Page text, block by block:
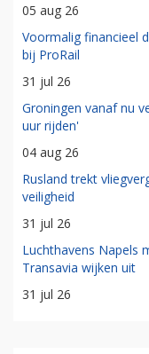
05 aug 26
Voormalig financieel
bij ProRail
31 jul 26
Groningen vanaf nu
uur rijden'
04 aug 26
Rusland trekt
veiligheid
31 jul 26
Luchthavens Napels
Transavia wijken uit
31 jul 26